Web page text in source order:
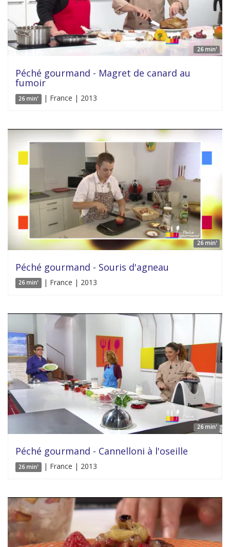
26 min'
Péché gourmand - Magret de canard au
fumoir
26 min' | France | 2013
26 min'
Péché gourmand - Souris d'agneau
26 min' | France | 2013
26 min'
Péché gourmand - Cannelloni à l'oseille
26 min' | France | 2013